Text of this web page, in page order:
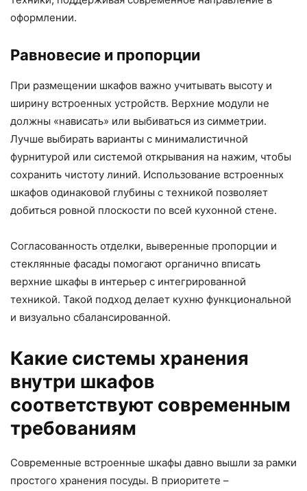
оформлении.
Равновесие и пропорции
При размещении шкафов важно учитывать высоту и
ширину встроенных устройств. Верхние модули не
должны «нависать» или выбиваться из симметрии.
Лучше выбирать варианты с минималистичной
фурнитурой или системой открывания на нажим, чтобы
сохранить чистоту линий. Использование встроенных
шкафов одинаковой глубины с техникой позволяет
добиться ровной плоскости по всей кухонной стене.
Согласованность отделки, выверенные пропорции и
стеклянные фасады помогают органично вписать
верхние шкафы в интерьер с интегрированной
техникой. Такой подход делает кухню функциональной
и визуально сбалансированной.
Какие системы хранения
внутри шкафов
соответствуют современным
требованиям
Современные встроенные шкафы давно вышли за рамки
простого хранения посуды. В приоритете –